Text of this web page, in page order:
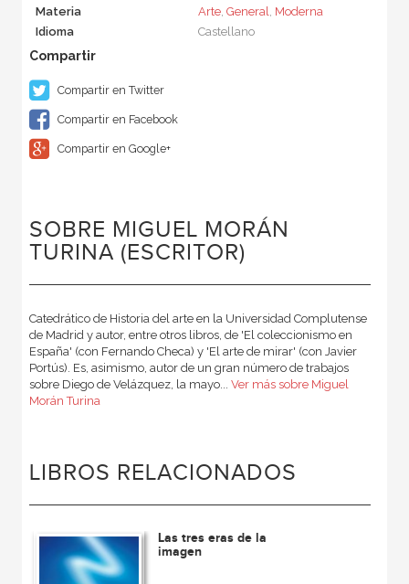
Materia
Arte, General, Moderna
Idioma
Castellano
Compartir en Twitter
Compartir en Facebook
Compartir en Google+
SOBRE MIGUEL MORÁN
TURINA (ESCRITOR)
Catedrático de Historia del arte en la Universidad Complutense
de Madrid y autor, entre otros libros, de 'El coleccionismo en
España' (con Fernando Checa) y 'El arte de mirar' (con Javier
Portús). Es, asimismo, autor de un gran número de trabajos
sobre Diego de Velázquez, la mayo... Ver más sobre Miguel
Morán Turina
LIBROS RELACIONADOS
Las tres eras de la
imagen